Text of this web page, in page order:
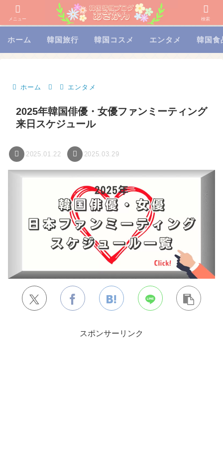
ホーム 韓国旅行 韓国コスメ エンタメ 韓国食
ホーム エンタメ
2025年韓国俳優・女優ファンミーティング
来日スケジュール
2025.01.22 2025.03.29
スポンサーリンク
メニュー 検索